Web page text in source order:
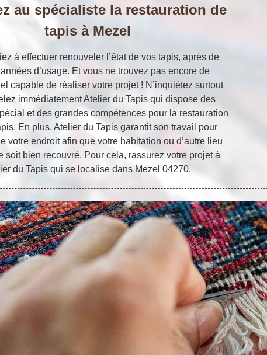
au spécialiste la restauration de
tapis à Mezel
à effectuer renouveler l’état de vos tapis, après de
d’usage. Et vous ne trouvez pas encore de
capable de réaliser votre projet ! N’inquiétez surtout
immédiatement Atelier du Tapis qui dispose des
et des grandes compétences pour la restauration
En plus, Atelier du Tapis garantit son travail pour
votre endroit afin que votre habitation ou d’autre lieu
soit bien recouvré. Pour cela, rassurez votre projet à
du Tapis qui se localise dans Mezel 04270.